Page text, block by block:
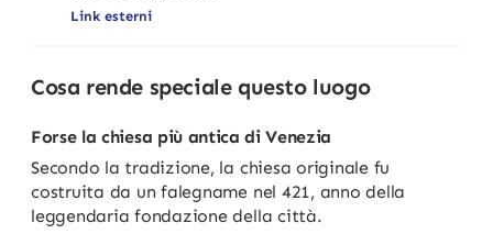
Link esterni
Cosa rende speciale questo luogo
Forse la chiesa più antica di Venezia
Secondo la tradizione, la chiesa originale fu
costruita da un falegname nel 421, anno della
leggendaria fondazione della città.